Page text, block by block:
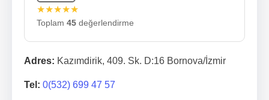
★★★★★
Toplam 45 değerlendirme
Adres: Kazımdirik, 409. Sk. D:16 Bornova/İzmir
Tel: 0(532) 699 47 57